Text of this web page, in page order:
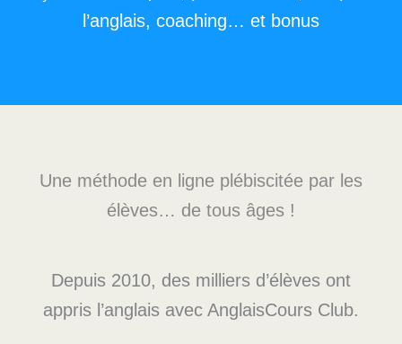
l’anglais, coaching… et bonus
Une méthode en ligne plébiscitée par les
élèves… de tous âges !
Depuis 2010, des milliers d’élèves ont
appris l’anglais avec AnglaisCours Club.